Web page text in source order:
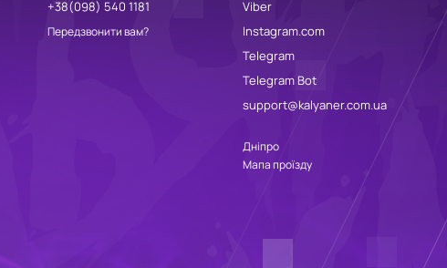
+38(098) 540 1181
Передзвонити вам?
Viber
Instagram.com
Telegram
Telegram Bot
support@kalyaner.com.ua
Дніпро
Мапа проїзду